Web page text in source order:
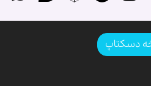
دسکتاپ